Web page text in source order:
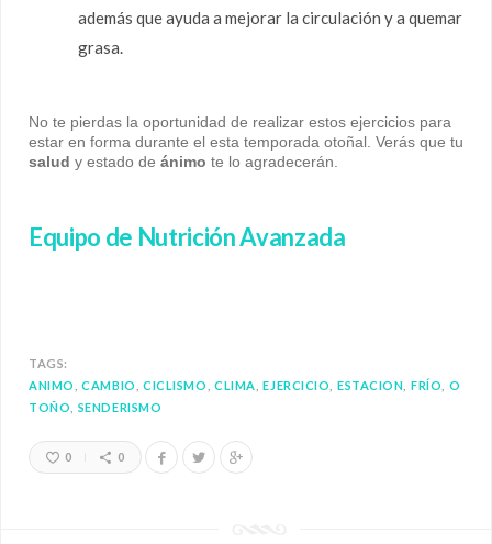
además que ayuda a mejorar la circulación y a quemar
grasa.
No te pierdas la oportunidad de realizar estos ejercicios para
estar en forma durante el esta temporada otoñal. Verás que tu
salud y estado de ánimo te lo agradecerán.
Equipo de Nutrición Avanzada
TAGS:
ANIMO
CAMBIO CICLISMO CLIMA EJERCICIO ESTACION FRÍO
O
TOÑO
SENDERISMO
0 0